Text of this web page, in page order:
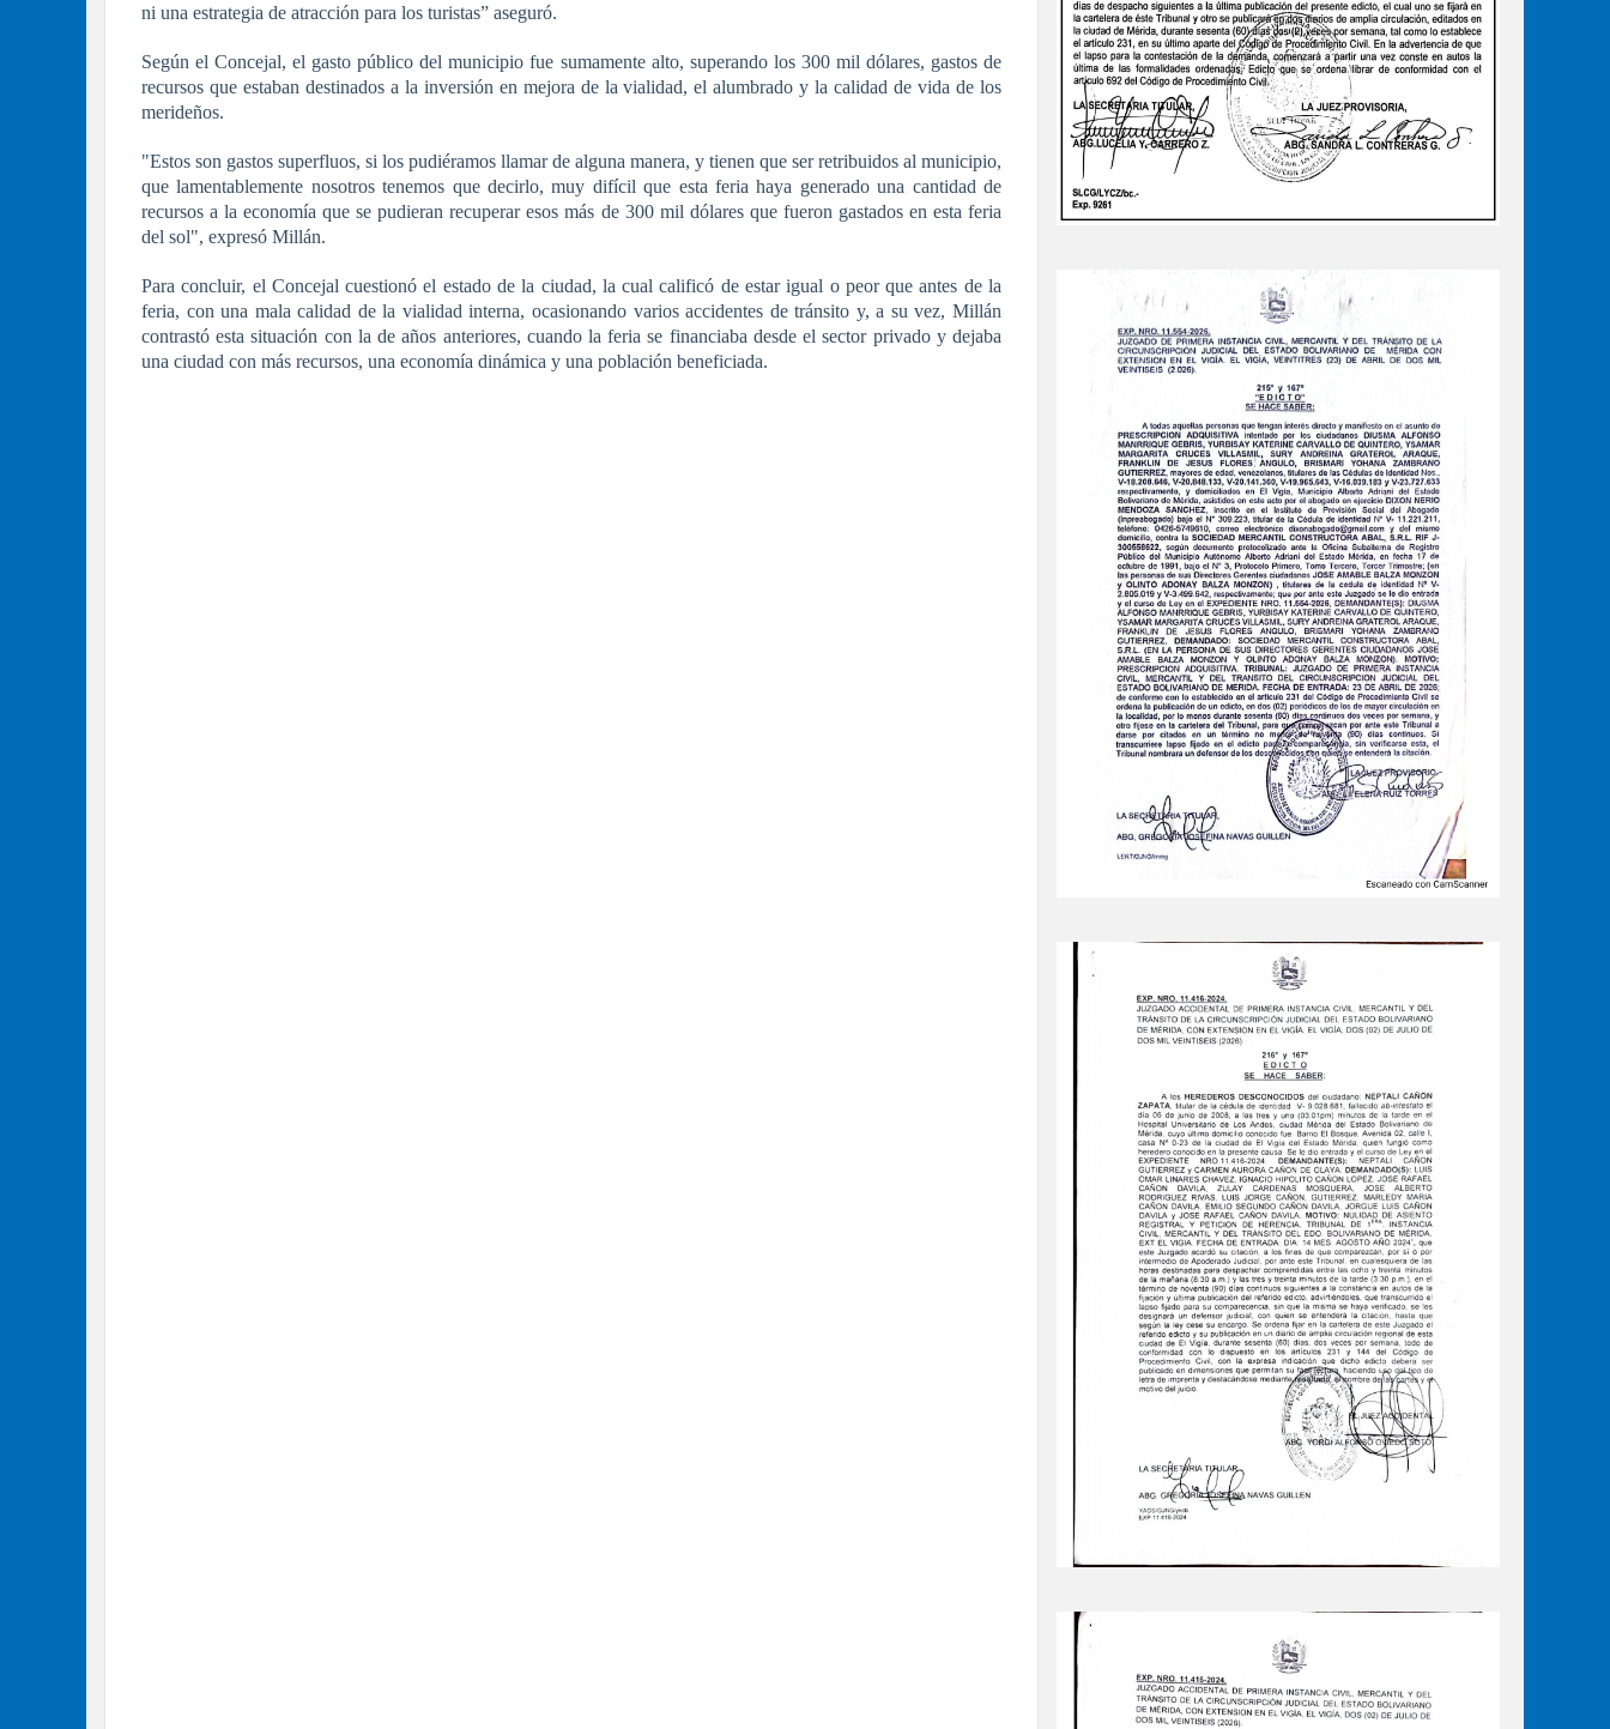
ni una estrategia de atracción para los turistas” aseguró.
Según el Concejal, el gasto público del municipio fue sumamente alto, superando los 300 mil dólares, gastos de
recursos que estaban destinados a la inversión en mejora de la vialidad, el alumbrado y la calidad de vida de los
merideños.
"Estos son gastos superfluos, si los pudiéramos llamar de alguna manera, y tienen que ser retribuidos al municipio,
que lamentablemente nosotros tenemos que decirlo, muy difícil que esta feria haya generado una cantidad de
recursos a la economía que se pudieran recuperar esos más de 300 mil dólares que fueron gastados en esta feria
del sol", expresó Millán.
Para concluir, el Concejal cuestionó el estado de la ciudad, la cual calificó de estar igual o peor que antes de la
feria, con una mala calidad de la vialidad interna, ocasionando varios accidentes de tránsito y, a su vez, Millán
contrastó esta situación con la de años anteriores, cuando la feria se financiaba desde el sector privado y dejaba
una ciudad con más recursos, una economía dinámica y una población beneficiada.